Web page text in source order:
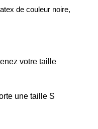
de couleur noire,
votre taille
une taille S